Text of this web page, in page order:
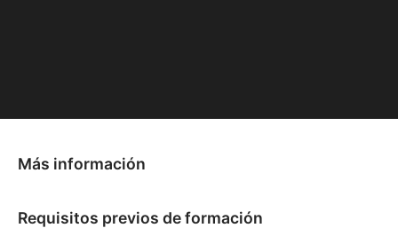
Más información
Requisitos previos de formación